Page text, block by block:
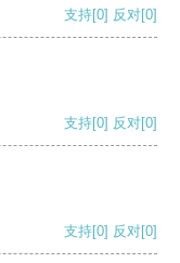
支持[0] 反对[0]
支持[0] 反对[0]
支持[0] 反对[0]